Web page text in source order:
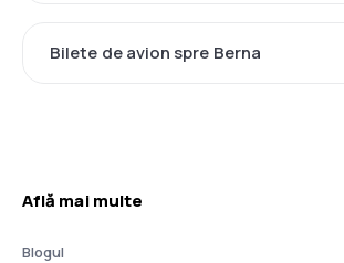
Bilete de avion spre Berna
Află mai multe
Blogul